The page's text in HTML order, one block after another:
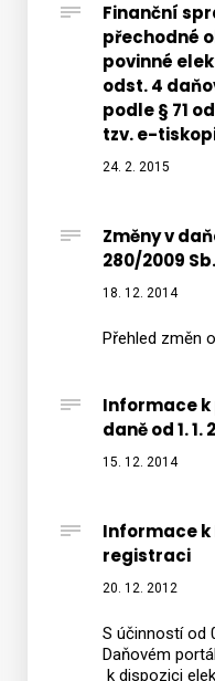
Finanční
přechodné
povinné
odst. 4
podle § 71
tzv. e-
24. 2. 2015
Změny v
280/2009
18. 12. 2014
Přehled změn
Informace
daně od 1. 1.
15. 12. 2014
Informace k
registraci
20. 12. 2012
S účinností od
Daňovém
k dispozici